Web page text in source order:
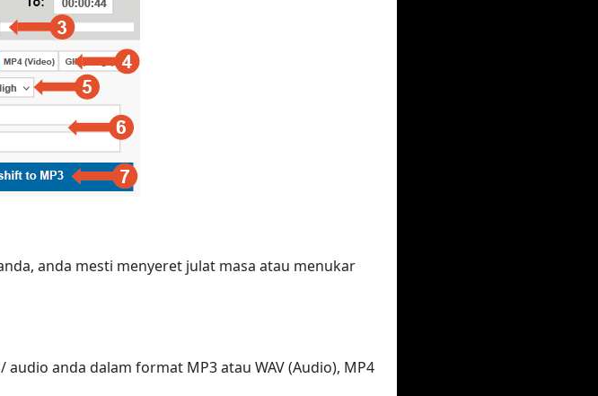
anda mesti menyeret julat masa atau menukar
anda dalam format MP3 atau WAV (Audio), MP4